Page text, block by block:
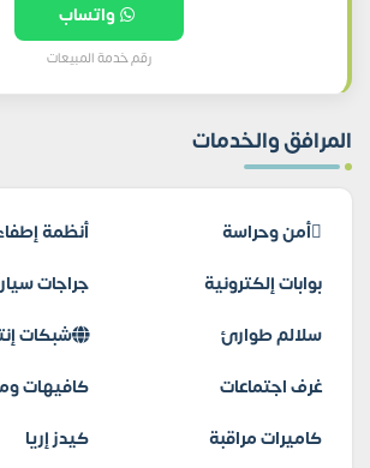
واتساب
رقم خدمة المبيعات
المرافق والخدمات
أمن وحراسة
أنظمة
بوابات إلكترونية
جراجات
سلالم طوارئ
شبكات
غرف اجتماعات
كافيهات
كاميرات مراقبة
كيدز إريا